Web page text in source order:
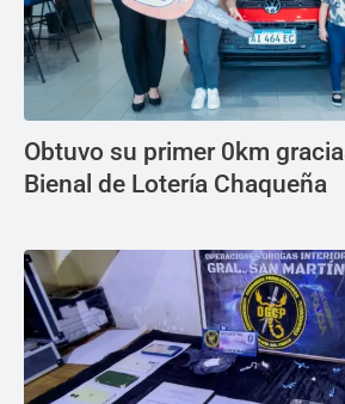
Obtuvo su primer 0km
Bienal de Lotería Chaqueña